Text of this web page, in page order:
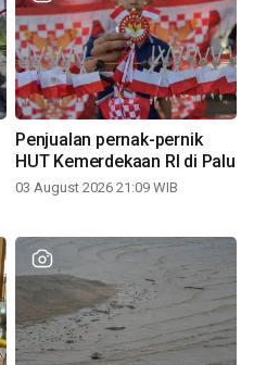
Penjualan pernak-pernik
HUT Kemerdekaan RI di Palu
03 August 2026 21:09 WIB